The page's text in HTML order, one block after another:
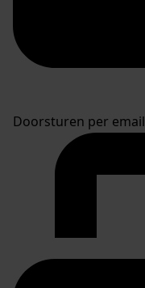
Doorsturen per email